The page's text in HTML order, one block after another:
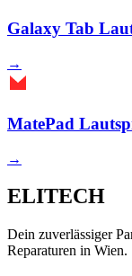
Galaxy Tab
→
MatePad
→
ELITECH
Dein zuverlässiger
Reparaturen in Wien.